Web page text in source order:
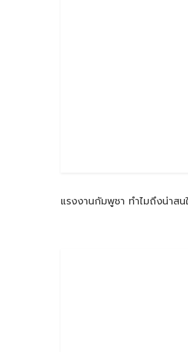
แรงงานกัมพูชา ทำไมถึงน่าสน